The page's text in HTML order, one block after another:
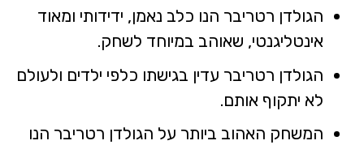
הגולדן רטריבר הנו כלב נאמן, ידידותי ומאוד
אינטליגנטי, שאוהב במיוחד לשחק.
הגולדן רטריבר עדין בגישתו כלפי ילדים ולעולם
לא יתקוף אותם.
המשחק האהוב ביותר על הגולדן רטריבר הנו